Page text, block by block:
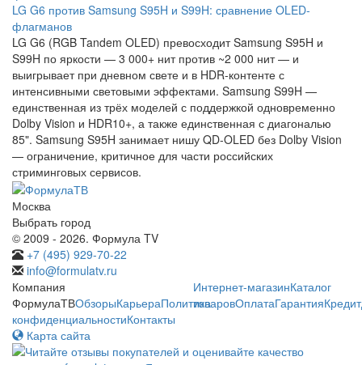
LG G6 против Samsung S95H и S99H: сравнение OLED-
флагманов
LG G6 (RGB Tandem OLED) превосходит Samsung S95H и
S99H по яркости — 3 000+ нит против ~2 000 нит — и
выигрывает при дневном свете и в HDR-контенте с
интенсивными световыми эффектами. Samsung S99H —
единственная из трёх моделей с поддержкой одновременно
Dolby Vision и HDR10+, а также единственная с диагональю
85". Samsung S95H занимает нишу QD-OLED без Dolby Vision
— ограничение, критичное для части российских
стриминговых сервисов.
Москва
Выбрать город
© 2009 - 2026. Формула TV
+7 (495) 929-70-22
info@formulatv.ru
Компания
ФормулаТВОбзорыКарьераПолитика
конфиденциальностиКонтакты
Интернет-магазинКаталог
товаровОплатаГарантияКредит
Карта сайта